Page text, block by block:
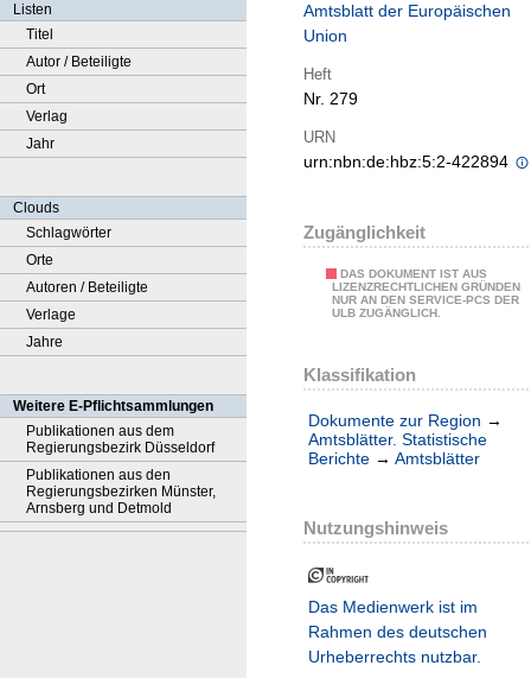
Listen
Titel
Autor / Beteiligte
Ort
Verlag
Jahr
Clouds
Schlagwörter
Orte
Autoren / Beteiligte
Verlage
Jahre
Weitere E-Pflichtsammlungen
Publikationen aus dem
Regierungsbezirk Düsseldorf
Publikationen aus den
Regierungsbezirken Münster,
Arnsberg und Detmold
Amtsblatt der Europäischen
Union
Heft
Nr. 279
URN
urn:nbn:de:hbz:5:2-422894
Zugänglichkeit
DAS DOKUMENT IST AUS
LIZENZRECHTLICHEN GRÜNDEN
NUR AN DEN SERVICE-PCS DER
ULB ZUGÄNGLICH.
Klassifikation
Dokumente zur Region →
Amtsblätter. Statistische
Berichte → Amtsblätter
Nutzungshinweis
Das Medienwerk ist im
Rahmen des deutschen
Urheberrechts nutzbar.